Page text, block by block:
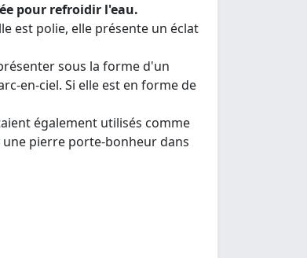
pour refroidir l'eau.
est polie, elle présente un éclat
sous la forme d'un
en-ciel. Si elle est en forme de
également utilisés comme
pierre porte-bonheur dans